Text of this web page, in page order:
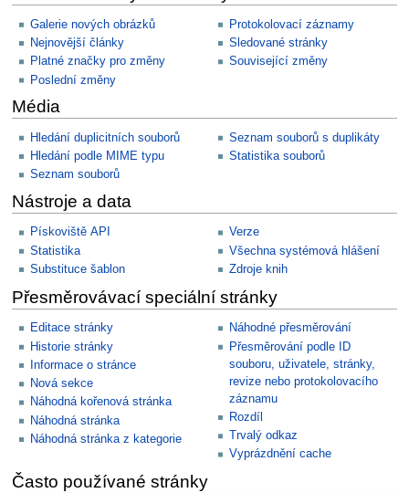
Galerie nových obrázků
Nejnovější články
Platné značky pro změny
Poslední změny
Protokolovací záznamy
Sledované stránky
Související změny
Média
Hledání duplicitních souborů
Hledání podle MIME typu
Seznam souborů
Seznam souborů s duplikáty
Statistika souborů
Nástroje a data
Pískoviště API
Statistika
Substituce šablon
Verze
Všechna systémová hlášení
Zdroje knih
Přesměrovávací speciální stránky
Editace stránky
Historie stránky
Informace o stránce
Nová sekce
Náhodná kořenová stránka
Náhodná stránka
Náhodná stránka z kategorie
Náhodné přesměrování
Přesměrování podle ID
souboru, uživatele, stránky,
revize nebo protokolovacího
záznamu
Rozdíl
Trvalý odkaz
Vyprázdnění cache
Často používané stránky